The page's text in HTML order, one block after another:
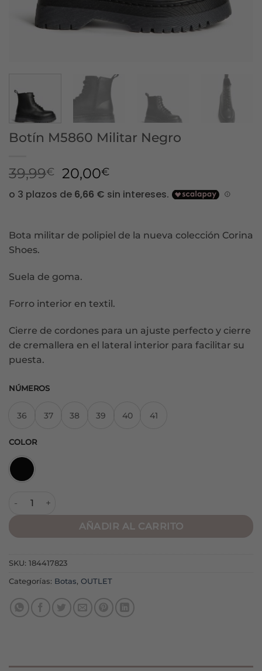
Botín M5860 Militar Negro
39,99€
El
precio
original
39,99€.
20,00€El
precio
actual
20,00€.
Bota militar de polipiel de la nueva colección Corina
Shoes.
Suela de goma.
Forro interior en textil.
Cierre de cordones para un ajuste perfecto y cierre
de cremallera en el lateral interior para facilitar su
puesta.
NÚMEROS
36 37 38 39 40 41
COLOR
AÑADIR AL CARRITO
SKU: 184417823
Categorías: Botas, OUTLET